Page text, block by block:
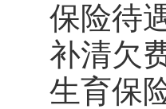
保险待
补清欠
生育保